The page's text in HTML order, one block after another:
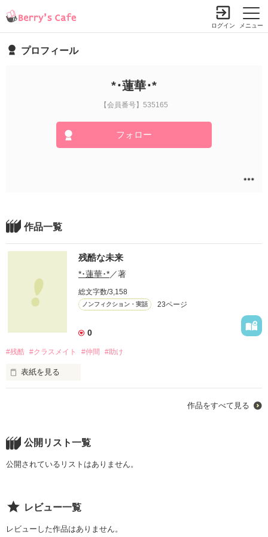
メニュー
ログイン
プロフィール
*･蓮華･*
【会員番号】535165
フォロー
作品一覧
残酷な未来
*･蓮華･*／著
総文字数/3,158
ノンフィクション・実話 23ページ
0
#残酷 #クラスメイト #仲間 #助け
表紙を見る
（ちょっとだけ変更しています）
読んで頂くとありがたいです。
作品をすべて見る
公開リスト一覧
公開されているリストはありません。
レビュー一覧
レビューした作品はありません。